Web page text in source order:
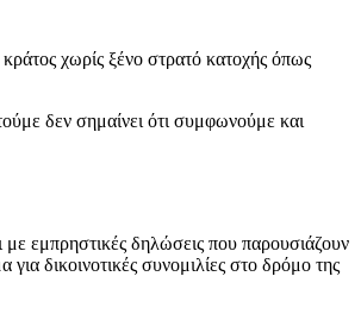
χωρίς ξένο στρατό κατοχής όπως
δεν σημαίνει ότι συμφωνούμε και
με εμπρηστικές δηλώσεις που παρουσιάζουν
δικοινοτικές συνομιλίες στο δρόμο της